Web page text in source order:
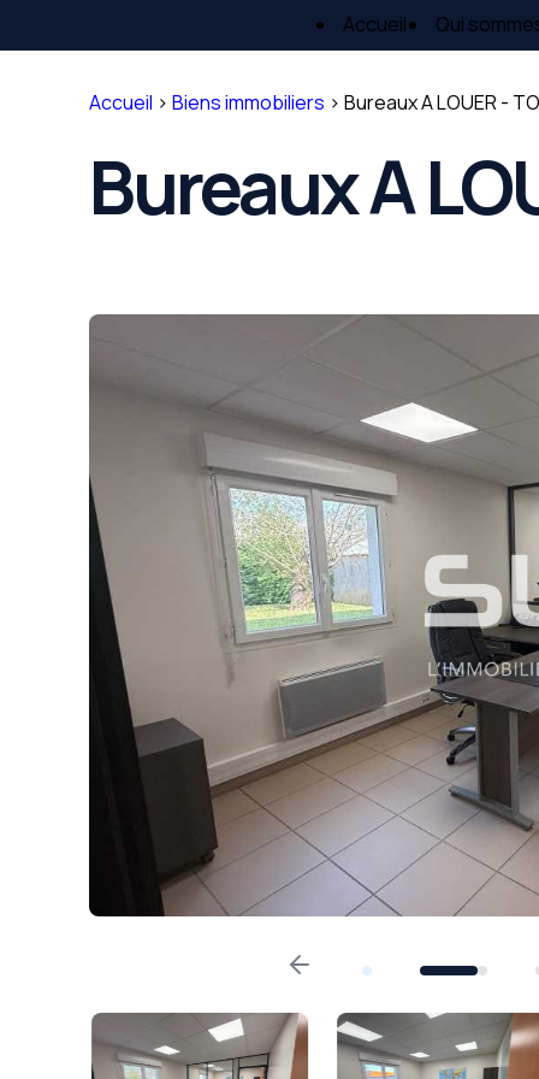
Accueil Qui
Accueil >Biens immobiliers >Bureaux A LOUER -
Bureaux A